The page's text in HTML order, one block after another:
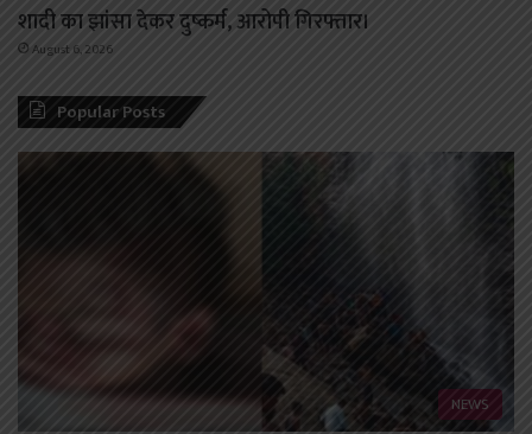
शादी का झांसा देकर दुष्कर्म, आरोपी गिरफ्तार।
August 6, 2026
Popular Posts
NEWS